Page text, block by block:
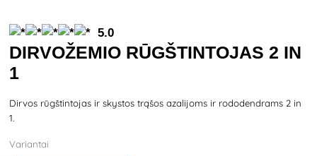
5.0
DIRVOŽEMIO RŪGŠTINTOJAS 2 IN
1
Dirvos rūgštintojas ir skystos trąšos azalijoms ir rododendrams 2 in
1.
Variantai